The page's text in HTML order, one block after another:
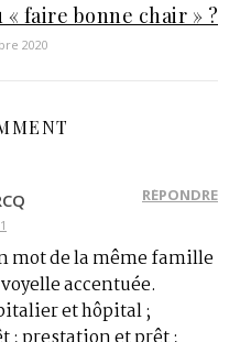
faire bonne chair » ?
2020
RÉPONDRE
mot de la même famille
accentuée.
et hôpital ;